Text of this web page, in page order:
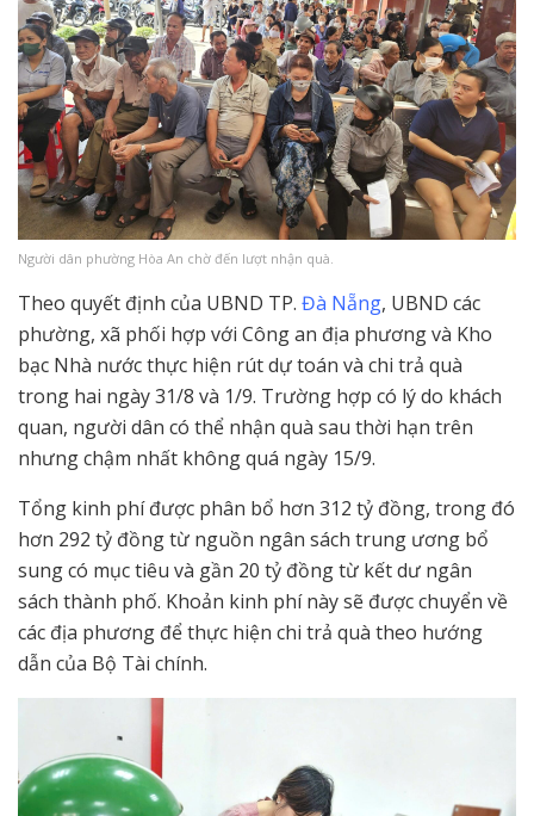
Người dân phường Hòa An chờ đến lượt nhận quà.
Theo quyết định của UBND TP. Đà Nẵng, UBND các
phường, xã phối hợp với Công an địa phương và Kho
bạc Nhà nước thực hiện rút dự toán và chi trả quà
trong hai ngày 31/8 và 1/9. Trường hợp có lý do khách
quan, người dân có thể nhận quà sau thời hạn trên
nhưng chậm nhất không quá ngày 15/9.
Tổng kinh phí được phân bổ hơn 312 tỷ đồng, trong đó
hơn 292 tỷ đồng từ nguồn ngân sách trung ương bổ
sung có mục tiêu và gần 20 tỷ đồng từ kết dư ngân
sách thành phố. Khoản kinh phí này sẽ được chuyển về
các địa phương để thực hiện chi trả quà theo hướng
dẫn của Bộ Tài chính.